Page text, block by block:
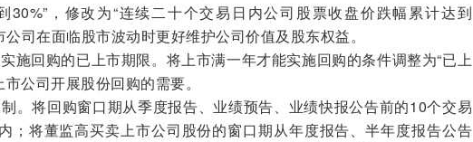
30%”，修改为“连续二十个交易日内公司股票收盘价跌幅累计达到
司在面临股市波动时更好维护公司价值及股东权益。
施回购的已上市期限。将上市满一年才能实施回购的条件调整为“已上
公司开展股份回购的需要。
。将回购窗口期从季度报告、业绩预告、业绩快报公告前的10个交易
；将董监高买卖上市公司股份的窗口期从年度报告、半年度报告公告